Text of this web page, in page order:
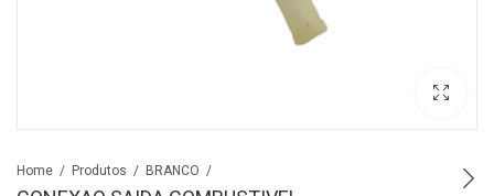
Home Produtos BRANCO